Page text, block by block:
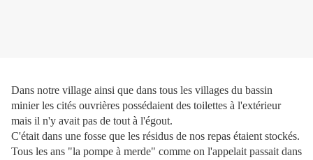
Dans notre village ainsi que dans tous les villages du bassin
minier les cités ouvrières possédaient des toilettes à l'extérieur
mais il n'y avait pas de tout à l'égout.
C'était dans une fosse que les résidus de nos repas étaient stockés.
Tous les ans "la pompe à merde" comme on l'appelait passait dans